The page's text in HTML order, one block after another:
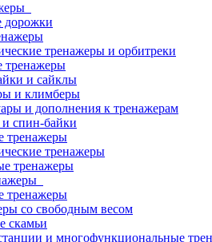
дорожки
тренажеры и орбитреки
тренажеры
и сайклы
и климберы
и дополнения к тренажерам
спин-байки
тренажеры
тренажеры
тренажеры
со свободным весом
скамьи
и многофункциональные